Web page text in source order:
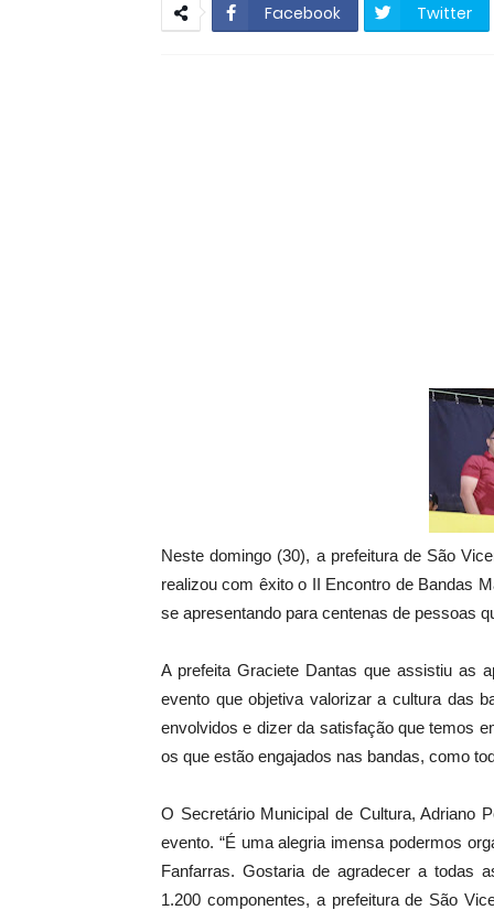
Resultado Mega
Facebook Twitter
Neste domingo (30), a prefeitura de São
realizou com êxito o II Encontro de Bandas
se apresentando para centenas de pessoas
A prefeita Graciete Dantas que assistiu as
evento que objetiva valorizar a cultura das
envolvidos e dizer da satisfação que temos
os que estão engajados nas bandas, como
O Secretário Municipal de Cultura, Adriano
evento. “É uma alegria imensa podermos
Fanfarras. Gostaria de agradecer a todas
1.200 componentes, a prefeitura de São